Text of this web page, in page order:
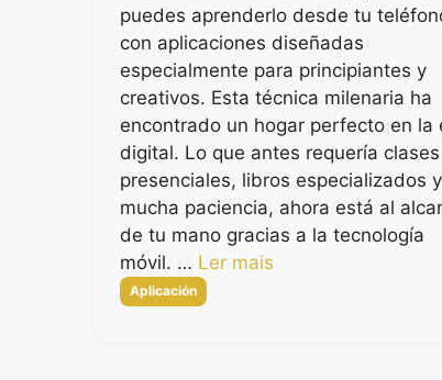
puedes aprenderlo desde tu
con aplicaciones diseñadas
especialmente para principiantes y
creativos. Esta técnica milenaria ha
encontrado un hogar perfecto en la
digital. Lo que antes requería clases
presenciales, libros especializados y
mucha paciencia, ahora está al
de tu mano gracias a la tecnología
móvil. … Ler mais
Categorias
Aplicación